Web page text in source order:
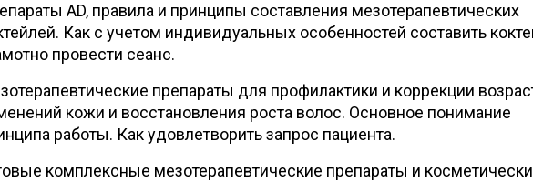
AD, правила и принципы составления мезотерапевтических
Как с учетом индивидуальных особенностей составить
провести сеанс.
препараты для профилактики и коррекции
кожи и восстановления роста волос. Основное понимание
работы. Как удовлетворить запрос пациента.
комплексные мезотерапевтические препараты и